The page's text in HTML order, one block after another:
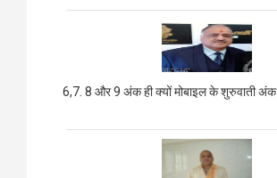
6,7. 8 और 9 अंक ही क्यों मोबाइल के शुरुवाती अंक